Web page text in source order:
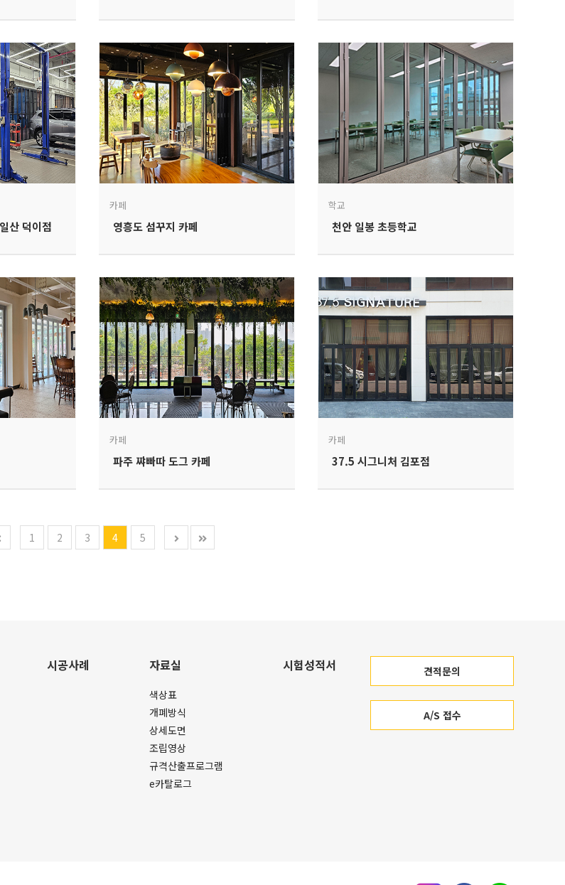
산 덕이점
카페
영흥도 섬꾸지 카페
학교
천안 일봉 초등학교
카페
파주 쨔빠따 도그 카페
카페
37.5 시그니처 김포점
1 2 3 4 5
시공사례 자료실
색상표
개폐방식
상세도면
조립영상
규격산출프로그램
e카탈로그
시험성적서 견적문의
A/S 접수